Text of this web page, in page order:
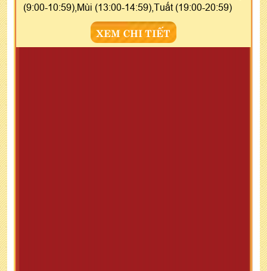
(9:00-10:59),Mùi (13:00-14:59),Tuất (19:00-20:59)
XEM CHI TIẾT